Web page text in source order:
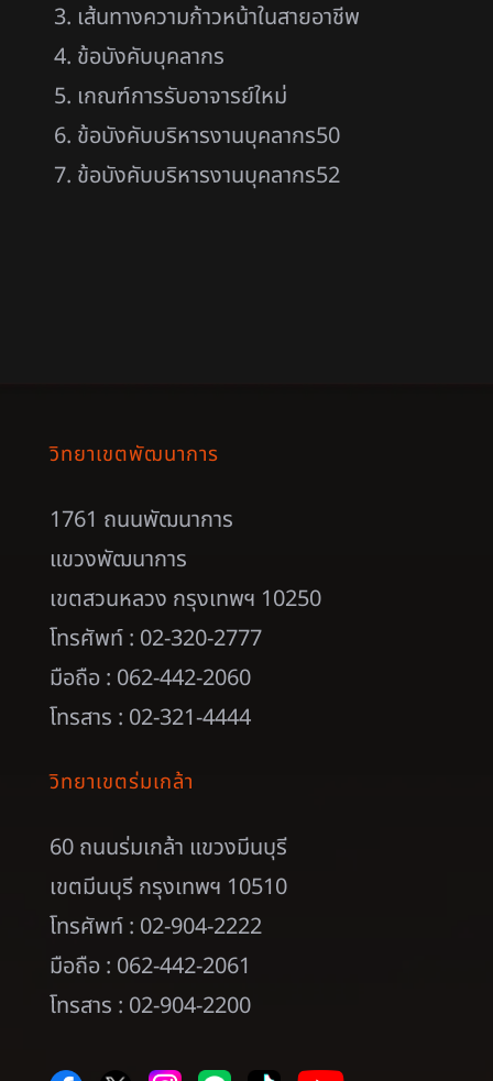
เส้นทางความก้าวหน้าในสายอาชีพ
ข้อบังคับบุคลากร
เกณฑ์การรับอาจารย์ใหม่
ข้อบังคับบริหารงานบุคลากร50
ข้อบังคับบริหารงานบุคลากร52
วิทยาเขตพัฒนาการ
1761 ถนนพัฒนาการ
แขวงพัฒนาการ
เขตสวนหลวง กรุงเทพฯ 10250
โทรศัพท์ : 02-320-2777
มือถือ : 062-442-2060
โทรสาร : 02-321-4444
วิทยาเขตร่มเกล้า
60 ถนนร่มเกล้า แขวงมีนบุรี
เขตมีนบุรี กรุงเทพฯ 10510
โทรศัพท์ : 02-904-2222
มือถือ : 062-442-2061
โทรสาร : 02-904-2200